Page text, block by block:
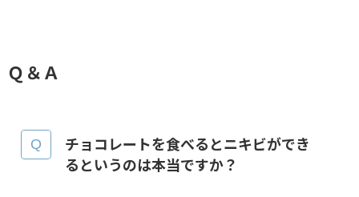
Ｑ＆Ａ
チョコレートを食べるとニキビができ
るというのは本当ですか？